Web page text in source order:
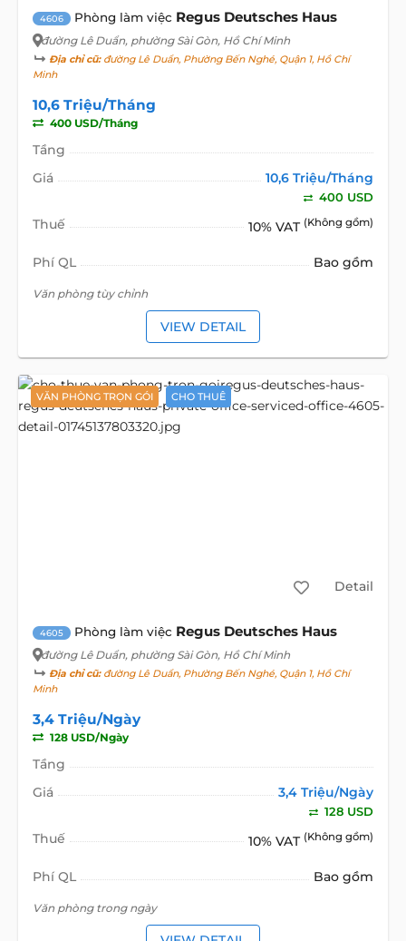
4606 Phòng làm việc Regus Deutsches Haus
đường Lê Duẩn, phường Sài Gòn, Hồ Chí Minh
Địa chỉ cũ:đường Lê Duẩn, Phường Bến Nghé, Quận 1, Hồ Chí
Minh
10,6 Triệu/Tháng
400 USD/Tháng
Tầng
Giá
10,6 Triệu/Tháng
400 USD
Thuế 10% VAT (Không gồm)
Phí QL Bao gồm
Văn phòng tùy chỉnh
VIEW DETAIL
VĂN PHÒNG TRỌN GÓI CHO THUÊ
Detail
4605 Phòng làm việc Regus Deutsches Haus
đường Lê Duẩn, phường Sài Gòn, Hồ Chí Minh
Địa chỉ cũ:đường Lê Duẩn, Phường Bến Nghé, Quận 1, Hồ Chí
Minh
3,4 Triệu/Ngày
128 USD/Ngày
Tầng
Giá
3,4 Triệu/Ngày
128 USD
Thuế 10% VAT (Không gồm)
Phí QL Bao gồm
Văn phòng trong ngày